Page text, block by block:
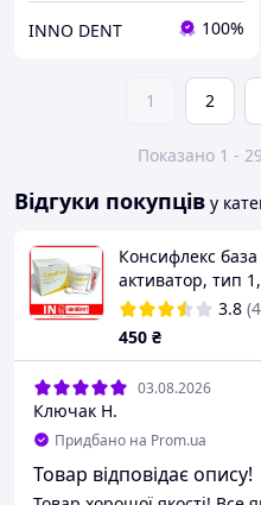
INNO DENT 100%
1 2
Показано 1 -
Відгуки покупців у
Консифлекс база
активатор, тип 1,
високов'язкий,
(Latus)
3.8
450 ₴
03.08.2026
Ключак Н.
Придбано на Prom.ua
Товар відповідає опису!